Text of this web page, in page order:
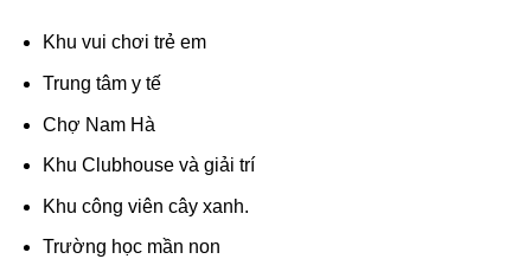
Khu vui chơi trẻ em
Trung tâm y tế
Chợ Nam Hà
Khu Clubhouse và giải trí
Khu công viên cây xanh.
Trường học mần non